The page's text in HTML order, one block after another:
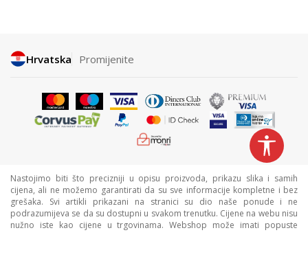
Hrvatska Promijenite
Nastojimo biti što precizniji u opisu proizvoda, prikazu slika i samih
cijena, ali ne možemo garantirati da su sve informacije kompletne i bez
grešaka. Svi artikli prikazani na stranici su dio naše ponude i ne
podrazumijeva se da su dostupni u svakom trenutku. Cijene na webu nisu
nužno iste kao cijene u trgovinama. Webshop može imati popuste